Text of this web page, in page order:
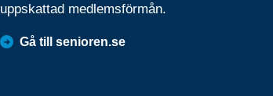
uppskattad medlemsförmån.
Gå till senioren.se